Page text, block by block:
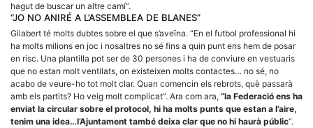
hagut de buscar un altre camí”.
“JO NO ANIRÉ A L’ASSEMBLEA DE BLANES”
Gilabert té molts dubtes sobre el que s’aveïna. “En el futbol professional hi
ha molts milions en joc i nosaltres no sé fins a quin punt ens hem de posar
en risc. Una plantilla pot ser de 30 persones i ha de conviure en vestuaris
que no estan molt ventilats, on existeixen molts contactes… no sé, no
acabo de veure-ho tot molt clar. Quan comencin els rebrots, què passarà
amb els partits? Ho veig molt complicat”. Ara com ara, “la Federació ens ha
enviat la circular sobre el protocol, hi ha molts punts que estan a l’aire,
tenim una idea…l’Ajuntament també deixa clar que no hi haurà públic“.
estadístiques
de manera
anònima d'ús
del lloc web
per a millorar
la funcionalitat
i la seva
estructura.